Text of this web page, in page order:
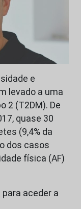
e
levado a uma
2 (T2DM). De
quase 30
(9,4% da
dos casos
física (AF)
para aceder a